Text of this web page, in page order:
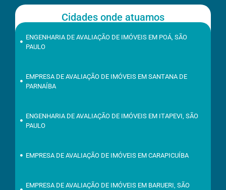
Cidades onde atuamos
ENGENHARIA DE AVALIAÇÃO DE IMÓVEIS EM POÁ, SÃO
PAULO
EMPRESA DE AVALIAÇÃO DE IMÓVEIS EM SANTANA DE
PARNAÍBA
ENGENHARIA DE AVALIAÇÃO DE IMÓVEIS EM ITAPEVI, SÃO
PAULO
EMPRESA DE AVALIAÇÃO DE IMÓVEIS EM CARAPICUÍBA
EMPRESA DE AVALIAÇÃO DE IMÓVEIS EM BARUERI, SÃO